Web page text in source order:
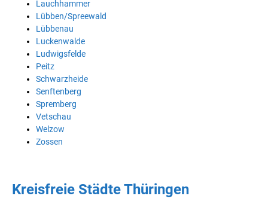
Lauchhammer
Lübben/Spreewald
Lübbenau
Luckenwalde
Ludwigsfelde
Peitz
Schwarzheide
Senftenberg
Spremberg
Vetschau
Welzow
Zossen
Kreisfreie Städte Thüringen